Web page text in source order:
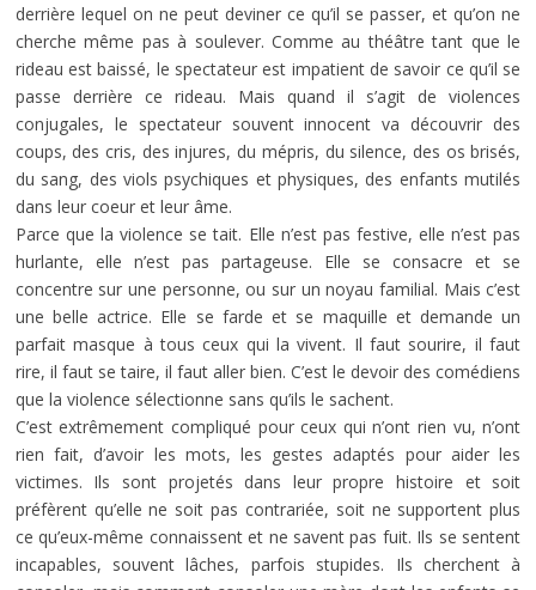
derrière lequel on ne peut deviner ce qu’il se passer, et qu’on ne
cherche même pas à soulever. Comme au théâtre tant que le
rideau est baissé, le spectateur est impatient de savoir ce qu’il se
passe derrière ce rideau. Mais quand il s’agit de violences
conjugales, le spectateur souvent innocent va découvrir des
coups, des cris, des injures, du mépris, du silence, des os brisés,
du sang, des viols psychiques et physiques, des enfants mutilés
dans leur coeur et leur âme.
Parce que la violence se tait. Elle n’est pas festive, elle n’est pas
hurlante, elle n’est pas partageuse. Elle se consacre et se
concentre sur une personne, ou sur un noyau familial. Mais c’est
une belle actrice. Elle se farde et se maquille et demande un
parfait masque à tous ceux qui la vivent. Il faut sourire, il faut
rire, il faut se taire, il faut aller bien. C’est le devoir des comédiens
que la violence sélectionne sans qu’ils le sachent.
C’est extrêmement compliqué pour ceux qui n’ont rien vu, n’ont
rien fait, d’avoir les mots, les gestes adaptés pour aider les
victimes. Ils sont projetés dans leur propre histoire et soit
préfèrent qu’elle ne soit pas contrariée, soit ne supportent plus
ce qu’eux-même connaissent et ne savent pas fuit. Ils se sentent
incapables, souvent lâches, parfois stupides. Ils cherchent à